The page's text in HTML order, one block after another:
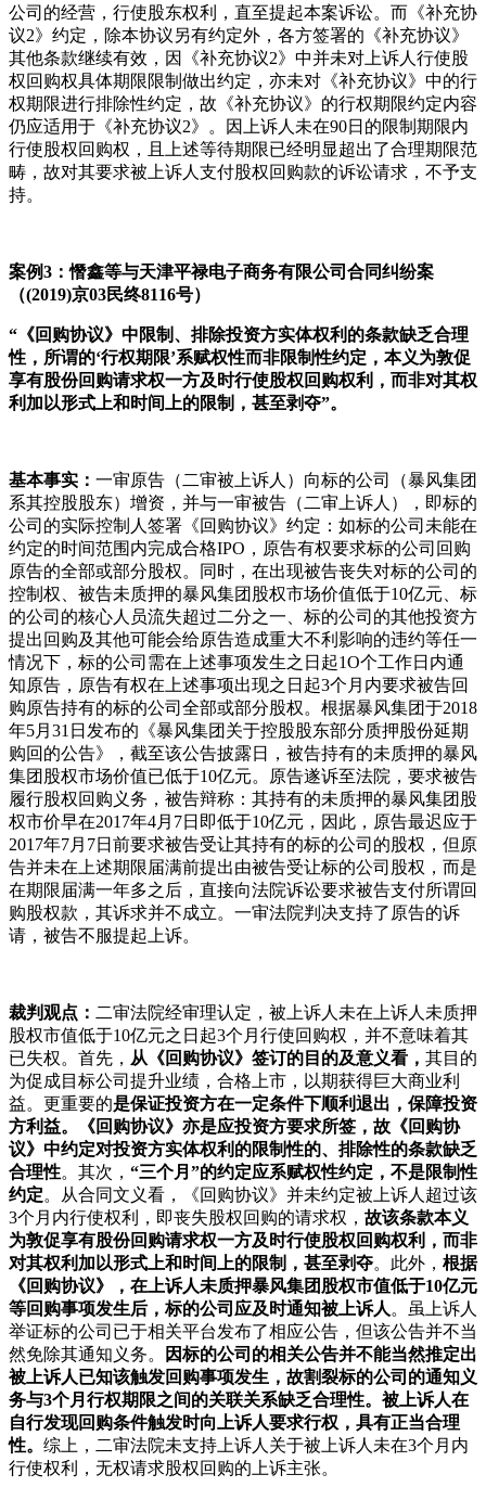
公司的经营，行使股东权利，直至提起本案诉讼。而《补充协
议2》约定，除本协议另有约定外，各方签署的《补充协议》
其他条款继续有效，因《补充协议2》中并未对上诉人行使股
权回购权具体期限限制做出约定，亦未对《补充协议》中的行
权期限进行排除性约定，故《补充协议》的行权期限约定内容
仍应适用于《补充协议2》。因上诉人未在90日的限制期限内
行使股权回购权，且上述等待期限已经明显超出了合理期限范
畴，故对其要求被上诉人支付股权回购款的诉讼请求，不予支
持。
案例3：憯鑫等与天津平禄电子商务有限公司合同纠纷案
（(2019)京03民终8116号）
“《回购协议》中限制、排除投资方实体权利的条款缺乏合理
性，所谓的‘行权期限’系赋权性而非限制性约定，本义为敦促
享有股份回购请求权一方及时行使股权回购权利，而非对其权
利加以形式上和时间上的限制，甚至剥夺”。
基本事实： 一审原告（二审被上诉人）向标的公司（暴风集团
系其控股股东）增资，并与一审被告（二审上诉人），即标的
公司的实际控制人签署《回购协议》约定：如标的公司未能在
约定的时间范围内完成合格IPO，原告有权要求标的公司回购
原告的全部或部分股权。同时，在出现被告丧失对标的公司的
控制权、被告未质押的暴风集团股权市场价值低于10亿元、标
的公司的核心人员流失超过二分之一、标的公司的其他投资方
提出回购及其他可能会给原告造成重大不利影响的违约等任一
情况下，标的公司需在上述事项发生之日起1O个工作日内通
知原告，原告有权在上述事项出现之日起3个月内要求被告回
购原告持有的标的公司全部或部分股权。根据暴风集团于2018
年5月31日发布的《暴风集团关于控股股东部分质押股份延期
购回的公告》，截至该公告披露日，被告持有的未质押的暴风
集团股权市场价值已低于10亿元。原告遂诉至法院，要求被告
履行股权回购义务，被告辩称：其持有的未质押的暴风集团股
权市价早在2017年4月7日即低于10亿元，因此，原告最迟应于
2017年7月7日前要求被告受让其持有的标的公司的股权，但原
告并未在上述期限届满前提出由被告受让标的公司股权，而是
在期限届满一年多之后，直接向法院诉讼要求被告支付所谓回
购股权款，其诉求并不成立。一审法院判决支持了原告的诉
请，被告不服提起上诉。
裁判观点： 二审法院经审理认定，被上诉人未在上诉人未质押
股权市值低于10亿元之日起3个月行使回购权，并不意味着其
已失权。首先， 从《回购协议》签订的目的及意义看， 其目的
为促成目标公司提升业绩，合格上市，以期获得巨大商业利
益。更重要的是保证投资方在一定条件下顺利退出，保障投资
方利益。《回购协议》亦是应投资方要求所签，故《回购协
议》中约定对投资方实体权利的限制性的、排除性的条款缺乏
合理性。其次， “三个月”的约定应系赋权性约定，不是限制性
约定。从合同文义看，《回购协议》并未约定被上诉人超过该
3个月内行使权利，即丧失股权回购的请求权， 故该条款本义
为敦促享有股份回购请求权一方及时行使股权回购权利，而非
对其权利加以形式上和时间上的限制，甚至剥夺。此外， 根据
《回购协议》，在上诉人未质押暴风集团股权市值低于10亿元
等回购事项发生后，标的公司应及时通知被上诉人 。虽上诉人
举证标的公司已于相关平台发布了相应公告，但该公告并不当
然免除其通知义务。
因标的公司的相关公告并不能当然推定出
被上诉人已知该触发回购事项发生，故割裂标的公司的通知义
务与3个月行权期限之间的关联关系缺乏合理性。被上诉人在
自行发现回购条件触发时向上诉人要求行权，具有正当合理
性。 综上，二审法院未支持上诉人关于被上诉人未在3个月内
行使权利，无权请求股权回购的上诉主张。